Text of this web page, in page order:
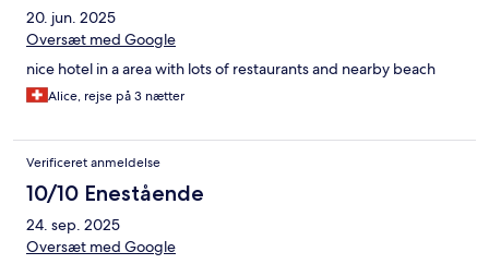
20. jun. 2025
Oversæt med Google
nice hotel in a area with lots of restaurants and nearby beach
Alice, rejse på 3 nætter
Verificeret anmeldelse
10/10 Enestående
24. sep. 2025
Oversæt med Google